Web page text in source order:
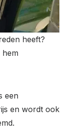
heeft?
hem
een
en wordt ook